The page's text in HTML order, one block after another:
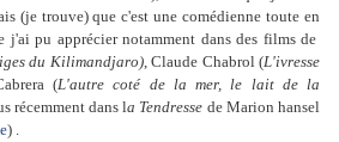
(je trouve) que c'est une comédienne toute en
j'ai pu apprécier notamment dans des films de
du Kilimandjaro), Claude Chabrol (L'ivresse
(L'autre coté de la mer, le lait de la
récemment dans la Tendresse de Marion hansel
) .